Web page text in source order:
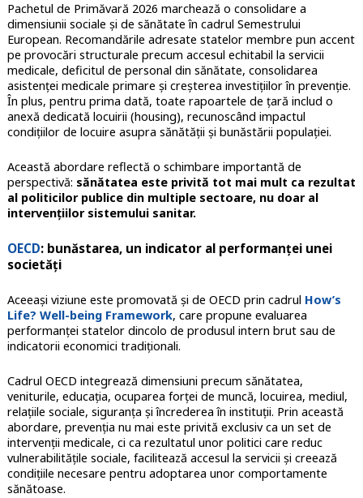
Pachetul de Primăvară 2026 marchează o consolidare a
dimensiunii sociale și de sănătate în cadrul Semestrului
European. Recomandările adresate statelor membre pun accent
pe provocări structurale precum accesul echitabil la servicii
medicale, deficitul de personal din sănătate, consolidarea
asistenței medicale primare și creșterea investițiilor în prevenție.
În plus, pentru prima dată, toate rapoartele de țară includ o
anexă dedicată locuirii (housing), recunoscând impactul
condițiilor de locuire asupra sănătății și bunăstării populației.
Această abordare reflectă o schimbare importantă de
perspectivă: sănătatea este privită tot mai mult ca rezultat
al politicilor publice din multiple sectoare, nu doar al
intervențiilor sistemului sanitar.
OECD: bunăstarea, un indicator al performanței unei
societăți
Aceeași viziune este promovată și de OECD prin cadrul How’s
Life? Well-being Framework, care propune evaluarea
performanței statelor dincolo de produsul intern brut sau de
indicatorii economici tradiționali.
Cadrul OECD integrează dimensiuni precum sănătatea,
veniturile, educația, ocuparea forței de muncă, locuirea, mediul,
relațiile sociale, siguranța și încrederea în instituții. Prin această
abordare, prevenția nu mai este privită exclusiv ca un set de
intervenții medicale, ci ca rezultatul unor politici care reduc
vulnerabilitățile sociale, facilitează accesul la servicii și creează
condițiile necesare pentru adoptarea unor comportamente
sănătoase.